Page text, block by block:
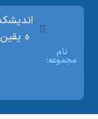
نام
مجموعه:
ه يقين